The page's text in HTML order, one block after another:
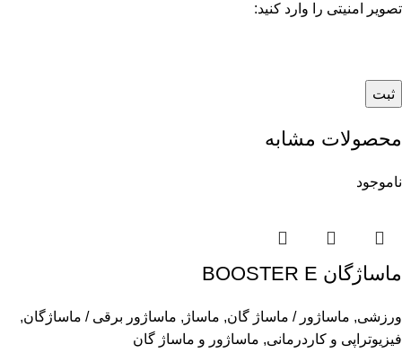
تصویر امنیتی را وارد کنید:
محصولات مشابه
ناموجود
ماساژگان BOOSTER E
ورزشی, ماساژور / ماساژ گان, ماساژ , ماساژور برقی / ماساژگان,
فیزیوتراپی و کاردرمانی, ماساژور و ماساژ گان